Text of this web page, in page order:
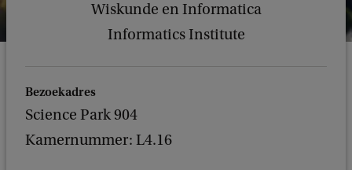
Wiskunde en Informatica
Informatics Institute
Bezoekadres
Science Park 904
Kamernummer: L4.16